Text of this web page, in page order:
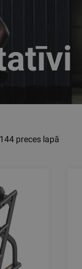
144 preces lapā